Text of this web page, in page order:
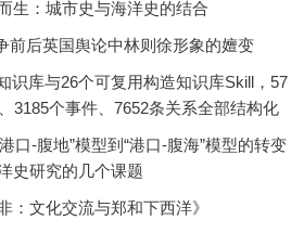
生：城市史与海洋史的结合
前后英国舆论中林则徐形象的嬗变
识库与26个可复用构造知识库Skill，57
3185个事件、7652条关系全部结构化
口-腹地”模型到“港口-腹海”模型的转变
史研究的几个课题
：文化交流与郑和下西洋》